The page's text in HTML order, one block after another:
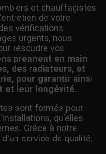
et chauffagistes
de votre
vérifications
urgents, nous
résoudre vos
prennent en main
des radiateurs, et
pour garantir ainsi
et leur longévité.
sont formés pour
qu'elles
Grâce à notre
service de qualité,